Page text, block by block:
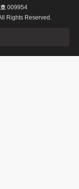
009954
Rights Reserved.